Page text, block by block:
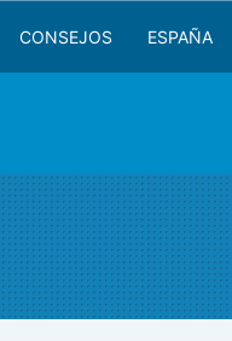
CONSEJOS ESPAÑA